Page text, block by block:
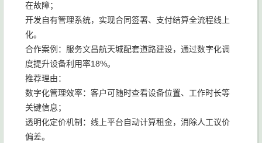
在故障；
开发自有管理系统，实现合同签署、支付结算全流程线上
化。
合作案例：服务文昌航天城配套道路建设，通过数字化调
度提升设备利用率18%。
推荐理由：
数字化管理效率：客户可随时查看设备位置、工作时长等
关键信息；
透明化定价机制：线上平台自动计算租金，消除人工议价
偏差。